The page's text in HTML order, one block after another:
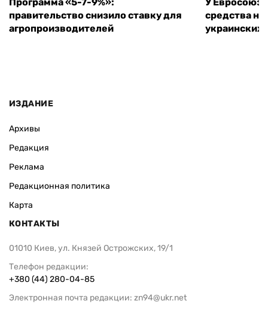
правительство снизило ставку для
агропроизводителей
средства
ИЗДАНИЕ
Архивы
Редакция
Реклама
Редакционная политика
Карта
КОНТАКТЫ
01010 Киев, ул. Князей Острожских, 19/1
Телефон редакции:
+380 (44) 280-04-85
Электронная почта редакции: zn94@ukr.net